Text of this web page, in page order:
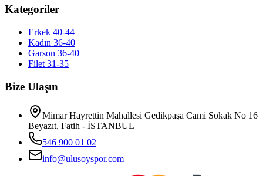
Kategoriler
Erkek 40-44
Kadın 36-40
Garson 36-40
Filet 31-35
Bize Ulaşın
Mimar Hayrettin Mahallesi Gedikpaşa Cami Sokak No 16
Beyazıt, Fatih - İSTANBUL
546 900 01 02
info@ulusoyspor.com